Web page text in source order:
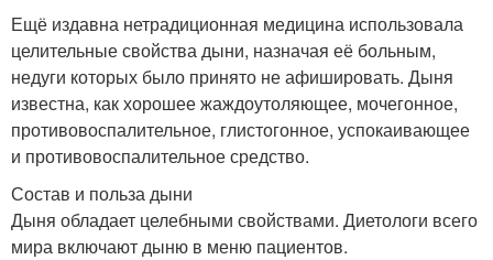
Ещё издавна нетрадиционная медицина использовала
целительные свойства дыни, назначая её больным,
недуги которых было принято не афишировать. Дыня
известна, как хорошее жаждоутоляющее, мочегонное,
противовоспалительное, глистогонное, успокаивающее
и противовоспалительное средство.
Состав и польза дыни
Дыня обладает целебными свойствами. Диетологи всего
мира включают дыню в меню пациентов.